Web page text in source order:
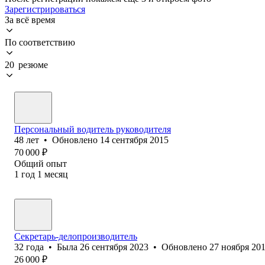
Зарегистрироваться
За всё время
По соответствию
20 резюме
Персональный водитель руководителя
48 лет • Обновлено 14 сентября 2015
70 000 ₽
Общий опыт
1 год 1 месяц
Секретарь-делопроизводитель
32 года • Была 26 сентября 2023 • Обновлено 27 ноября
26 000 ₽